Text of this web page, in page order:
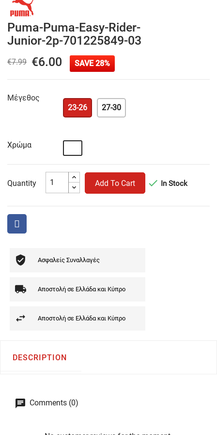
Puma-Puma-Easy-Rider-
Junior-2p-701225849-03
€7.99 €6.00 SAVE 28%
Μέγεθος
23-26
27-30
Χρώμα
Quantity Add To Cart  In Stock
Ασφαλείς Συναλλαγές
Αποστολή σε Ελλάδα και Κύπρο
Αποστολή σε Ελλάδα και Κύπρο
DESCRIPTION
Comments (0)